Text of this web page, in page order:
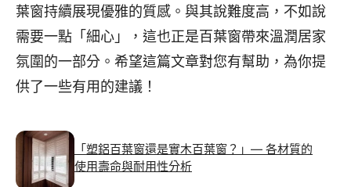
葉窗持續展現優雅的質感。與其說難度高，不如說
需要一點「細心」，這也正是百葉窗帶來溫潤居家
氛圍的一部分。希望這篇文章對您有幫助，為你提
供了一些有用的建議！
「塑鋁百葉窗還是實木百葉窗？」— 各材質的
使用壽命與耐用性分析